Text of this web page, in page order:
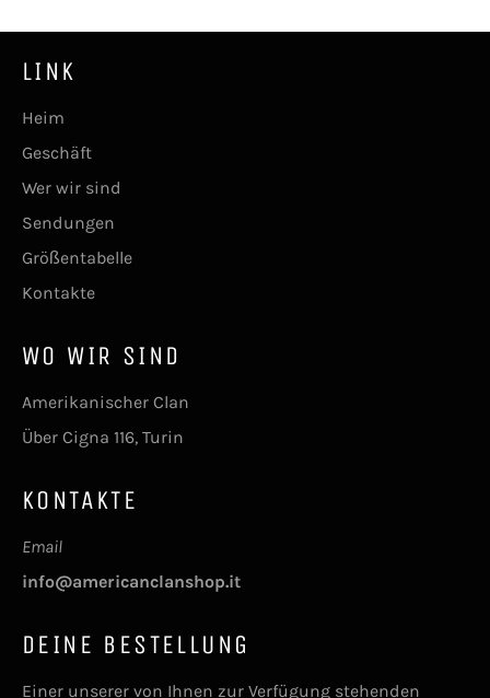
LINK
Heim
Geschäft
Wer wir sind
Sendungen
Größentabelle
Kontakte
WO WIR SIND
Amerikanischer Clan
Über Cigna 116, Turin
KONTAKTE
Email
info@americanclanshop.it
DEINE BESTELLUNG
Einer unserer von Ihnen zur Verfügung stehenden